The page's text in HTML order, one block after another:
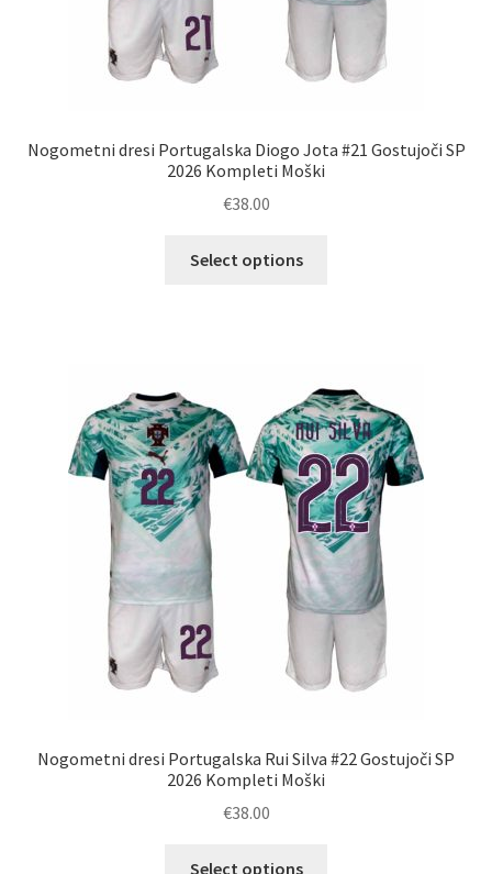
Nogometni dresi Portugalska Diogo Jota #21 Gostujoči SP
2026 Kompleti Moški
€38.00
Select options
Možnosti
lahko
izberete
na
strani
izdelka
Nogometni dresi Portugalska Rui Silva #22 Gostujoči SP
2026 Kompleti Moški
€38.00
Select options